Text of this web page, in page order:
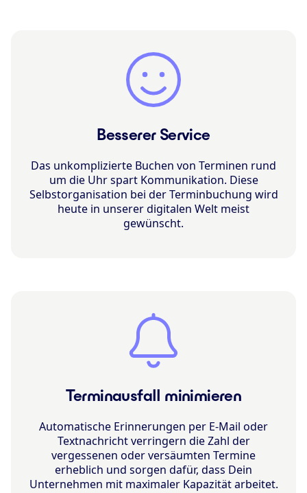
Besserer Service
Das unkomplizierte Buchen von Terminen rund
um die Uhr spart Kommunikation. Diese
Selbstorganisation bei der Terminbuchung wird
heute in unserer digitalen Welt meist
gewünscht.
Terminausfall minimieren
Automatische Erinnerungen per E-Mail oder
Textnachricht verringern die Zahl der
vergessenen oder versäumten Termine
erheblich und sorgen dafür, dass Dein
Unternehmen mit maximaler Kapazität arbeitet.